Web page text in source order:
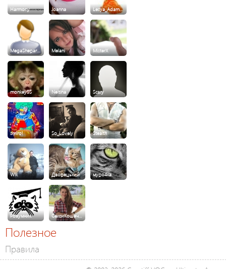
Harmony Joanna Lesya_Adam…
MegaShepar… Melani MisterX
monkey55 Neitina Scary
smirol So_Lovely Stealth
Wik Дворецький муро4ка
Розумник СексиКошеч…
Полезное
Правила